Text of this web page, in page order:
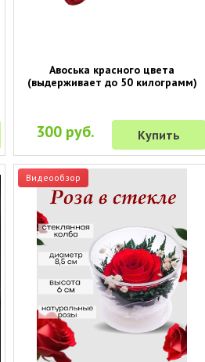
Авоська красного цвета
(выдерживает до 50 килограмм)
300 руб. Купить
Видеообзор